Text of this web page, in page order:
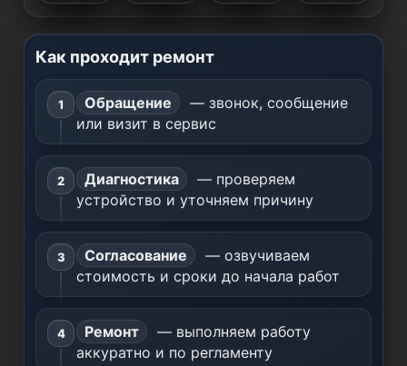
Как проходит ремонт
Обращение
— звонок, сообщение
или визит в сервис
Диагностика
— проверяем
устройство и уточняем причину
Согласование
— озвучиваем
стоимость и сроки до начала работ
Ремонт
— выполняем работу
аккуратно и по регламенту